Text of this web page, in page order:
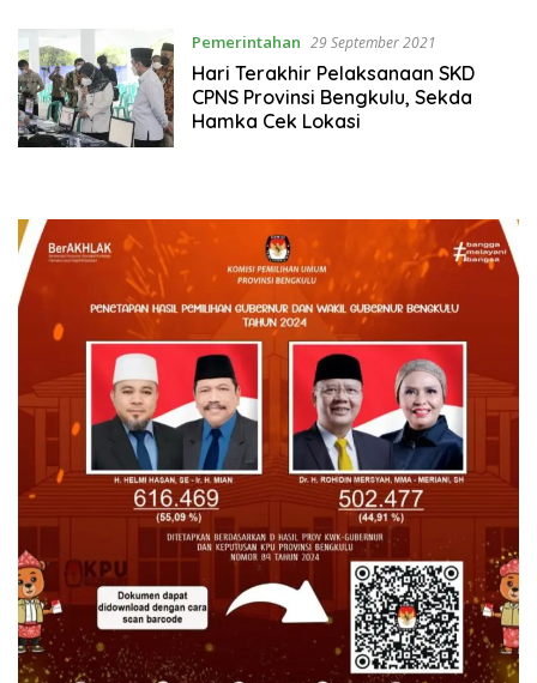
Pemerintahan 29 September 2021
Hari Terakhir Pelaksanaan SKD
CPNS Provinsi Bengkulu, Sekda
Hamka Cek Lokasi